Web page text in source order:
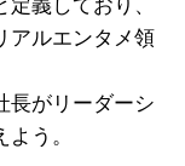
アルエンタメ領
長がリーダーシ
う。